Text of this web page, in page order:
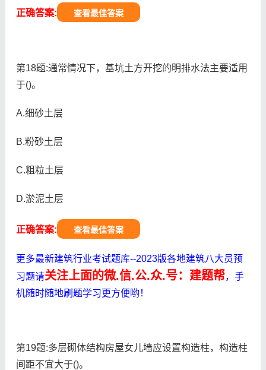
正确答案: 查看最佳答案
第18题:通常情况下，基坑土方开挖的明排水法主要适用
于()。
A.细砂土层
B.粉砂土层
C.粗粒土层
D.淤泥土层
正确答案: 查看最佳答案
更多最新建筑行业考试题库--2023版各地建筑八大员预
习题请关注上面的微.信.公.众.号：建题帮，手
机随时随地刷题学习更方便哟！
第19题:多层砌体结构房屋女儿墙应设置构造柱，构造柱
间距不宜大于()。